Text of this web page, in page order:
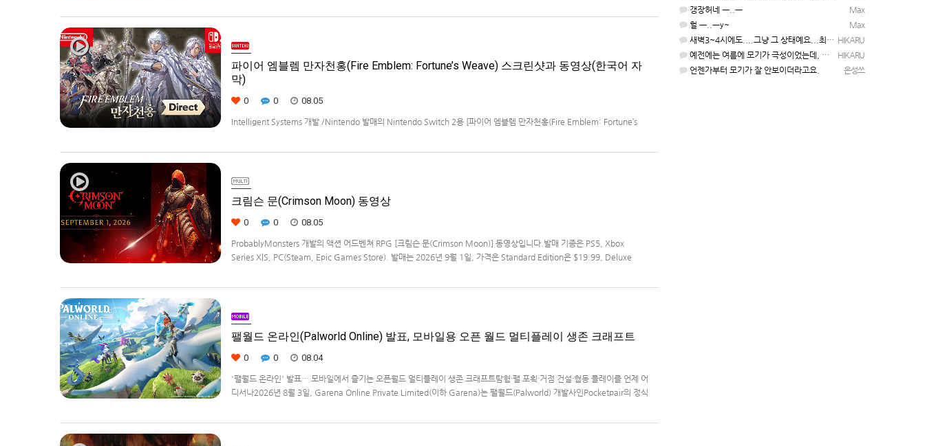
파이어 엠블렘 만자천홍(Fire Emblem: Fortune’s Weave) 스크린샷과 동영상(한국어 자
막)
0 0 08.05
Intelligent Systems 개발 /Nintendo 발매의 Nintendo Switch 2용 [파이어 엠블렘 만자천홍(Fire Emblem: Fortune’s
크림슨 문(Crimson Moon) 동영상
0 0 08.05
ProbablyMonsters 개발의 액션 어드벤쳐 RPG [크림슨 문(Crimson Moon)] 동영상입니다.발매 기종은 PS5, Xbox
Series X|S, PC(Steam, Epic Games Store). 발매는 2026년 9월 1일, 가격은 Standard Edition은 $19.99, Deluxe
팰월드 온라인(Palworld Online) 발표, 모바일용 오픈 월드 멀티플레이 생존 크래프트
0 0 08.04
'팰월드 온라인' 발표… 모바일에서 즐기는 오픈월드 멀티플레이 생존 크래프트탐험·팰 포획·거점 건설·협동 플레이를 언제 어
디서나2026년 8월 3일, Garena Online Private Limited(이하 Garena)는 팰월드(Palworld) 개발사인Pocketpair의 정식
Max
갱장허네 ㅡ..ㅡ
Max
헐 ㅡ..ㅡy~
HIKARU
새벽3~4시에도....그냥 그 상태예요...최근 1주일은....
HIKARU
예전에는 여름에 모기가 극성이었는데, 여름에는 안나오는 것 같은.....ㅎ ㅎ)
은성쓰
언젠가부터 모기가 잘 안보이더라고요.